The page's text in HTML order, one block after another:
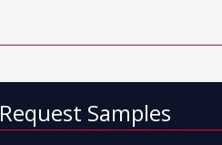
Request Samples